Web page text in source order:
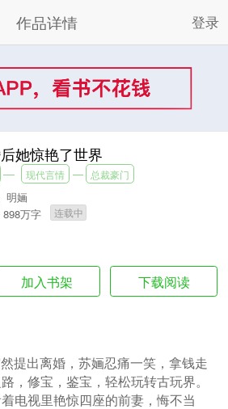
作品详情 登录
她惊艳了世界
现代言情 总裁豪门
明婳
万字
连载中
加入书架 下载阅读
提出离婚，苏婳忍痛一笑，拿钱走
，修宝，鉴宝，轻松玩转古玩界。
电视里艳惊四座的前妻，悔不当